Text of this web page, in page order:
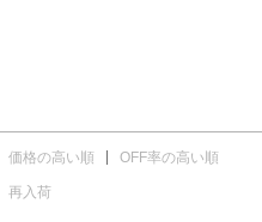
価格の高い順 OFF率の高い順
再入荷